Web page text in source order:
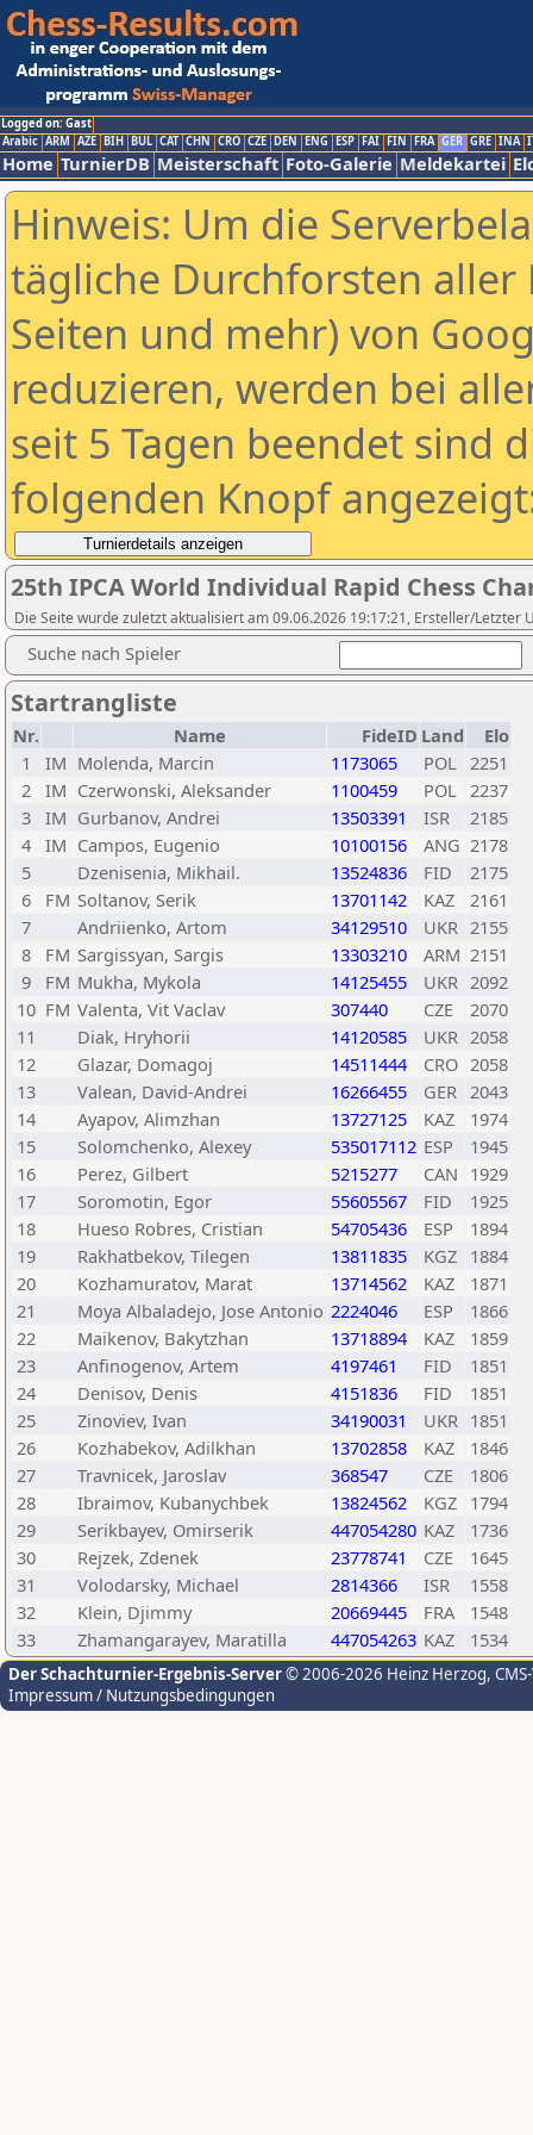
Logged on: Gast
Arabic ARM AZE BIH BUL CAT CHN CRO CZE DEN ENG ESP FAI FIN FRA GER GRE INA
Home TurnierDB Meisterschaft Foto-Galerie Meldekartei
Hinweis: Um die
tägliche Durchforsten aller
Seiten und mehr) von
reduzieren, werden bei
seit 5 Tagen beendet sind
folgenden Knopf
25th IPCA World Individual Rapid Chess
Die Seite wurde zuletzt aktualisiert am 09.06.2026 19:17:21, Ersteller/Letzter
Suche nach Spieler
Startrangliste
Nr. Name FideID Land
Elo
1
IM Molenda, Marcin 1173065 POL 2251
2 IM Czerwonski, Aleksander 1100459 POL 2237
3 IM Gurbanov, Andrei 13503391 ISR
2185
4 IM Campos, Eugenio 10100156 ANG 2178
5
Dzenisenia, Mikhail. 13524836 FID
2175
6
FM Soltanov, Serik 13701142 KAZ
2161
7
Andriienko, Artom 34129510 UKR 2155
8
FM Sargissyan, Sargis 13303210 ARM 2151
9
FM Mukha, Mykola 14125455 UKR 2092
10 FM Valenta, Vit Vaclav 307440 CZE
2070
11
Diak, Hryhorii 14120585 UKR 2058
12
Glazar, Domagoj 14511444 CRO 2058
13
Valean, David-Andrei 16266455 GER 2043
14
Ayapov, Alimzhan 13727125 KAZ
1974
15
Solomchenko, Alexey 535017112 ESP
1945
16
Perez, Gilbert 5215277 CAN 1929
17
Soromotin, Egor 55605567 FID
1925
18
Hueso Robres, Cristian 54705436 ESP
1894
19
Rakhatbekov, Tilegen 13811835 KGZ 1884
20
Kozhamuratov, Marat 13714562 KAZ
1871
21
Moya Albaladejo, Jose Antonio 2224046 ESP
1866
22
Maikenov, Bakytzhan 13718894 KAZ
1859
23
Anfinogenov, Artem 4197461 FID
1851
24
Denisov, Denis 4151836 FID
1851
25
Zinoviev, Ivan 34190031 UKR 1851
26
Kozhabekov, Adilkhan 13702858 KAZ
1846
27
Travnicek, Jaroslav 368547 CZE
1806
28
Ibraimov, Kubanychbek 13824562 KGZ 1794
29
Serikbayev, Omirserik 447054280 KAZ
1736
30
Rejzek, Zdenek 23778741 CZE
1645
31
Volodarsky, Michael 2814366 ISR
1558
32
Klein, Djimmy 20669445 FRA
1548
33
Zhamangarayev, Maratilla 447054263 KAZ 1534
Der Schachturnier-Ergebnis-Server© 2006-2026 Heinz Herzog,
Impressum / Nutzungsbedingungen